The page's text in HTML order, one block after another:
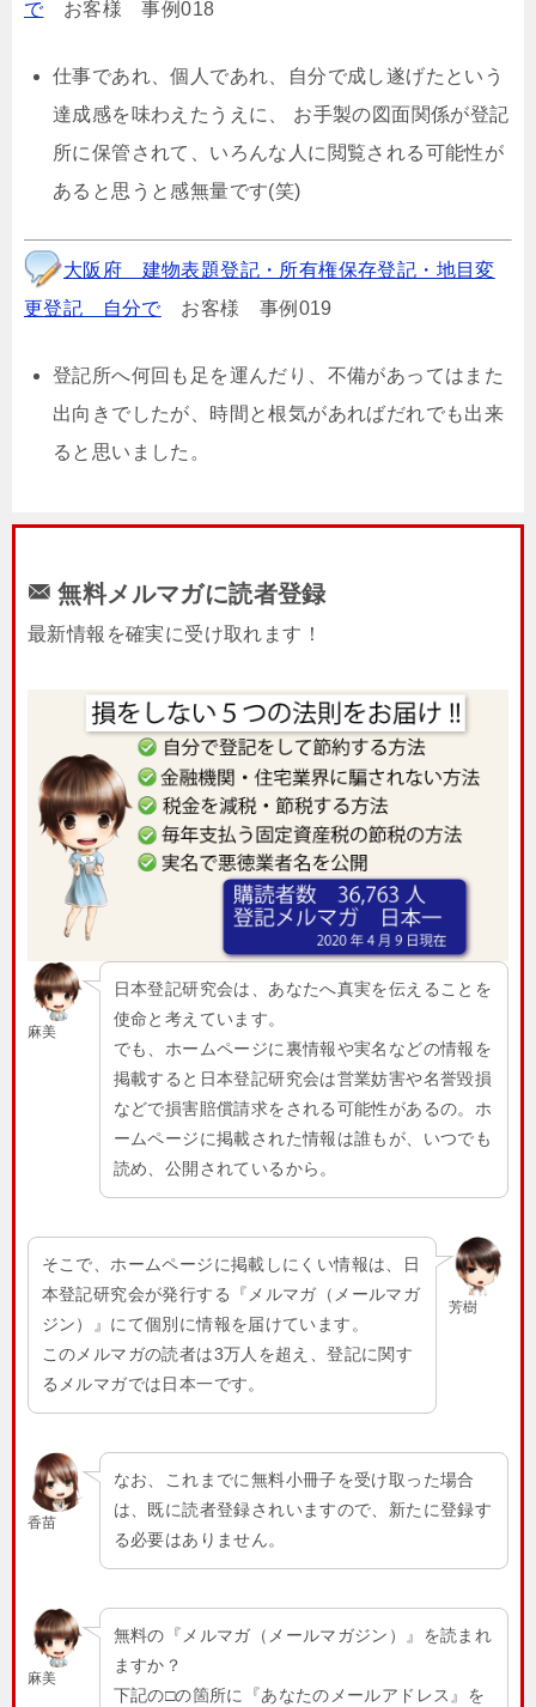
でお客様 事例018
仕事であれ、個人であれ、自分で成し遂げたという
達成感を味わえたうえに、 お手製の図面関係が登記
所に保管されて、いろんな人に閲覧される可能性が
あると思うと感無量です(笑)
大阪府 建物表題登記・所有権保存登記・地目変
更登記 自分でお客様 事例019
登記所へ何回も足を運んだり、不備があってはまた
出向きでしたが、時間と根気があればだれでも出来
ると思いました。
無料メルマガに読者登録
最新情報を確実に受け取れます！
麻美
日本登記研究会は、あなたへ真実を伝えることを
使命と考えています。
でも、ホームページに裏情報や実名などの情報を
掲載すると日本登記研究会は営業妨害や名誉毀損
などで損害賠償請求をされる可能性があるの。ホ
ームページに掲載された情報は誰もが、いつでも
読め、公開されているから。
芳樹
そこで、ホームページに掲載しにくい情報は、日
本登記研究会が発行する『メルマガ（メールマガ
ジン）』にて個別に情報を届けています。
このメルマガの読者は3万人を超え、登記に関す
るメルマガでは日本一です。
香苗
なお、これまでに無料小冊子を受け取った場合
は、既に読者登録されいますので、新たに登録す
る必要はありません。
麻美
無料の『メルマガ（メールマガジン）』を読まれ
ますか？
下記の□の箇所に『あなたのメールアドレス』を